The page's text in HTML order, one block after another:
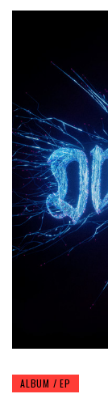
ALBUM / EP